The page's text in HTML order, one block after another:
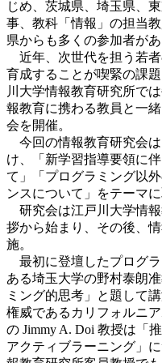
じめ、茨城県、埼玉県、
事、教科「情報」の担当
県からも多くの参加者が
近年、次世代を担う若
育成することが喫緊の課
川大学情報教育研究所で
報教育に携わる教員と一
会を開催。
今回の情報教育研究会
け、「新学習指導要領に
て」「プログラミング以
ンスについて」をテーマに
研究会は江戸川大学情
拶から始まり、その後、
施。
最初に登壇したプログ
ある埼玉大学の野村泰朗
ミング的思考」と題して
権威であるカリフォルニ
の Jimmy A. Doi 教授は「
アクティブラーニング」